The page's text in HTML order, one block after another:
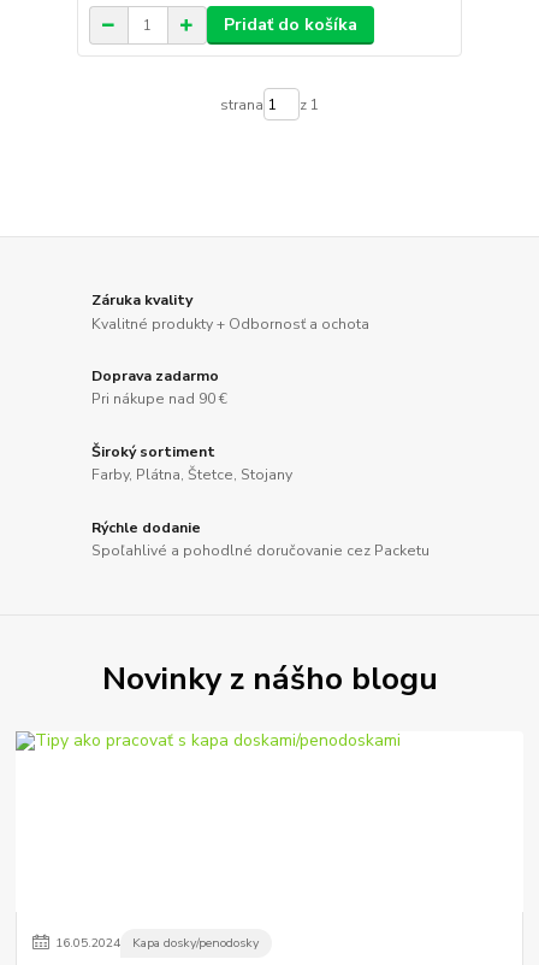
Pridať do košíka
strana z 1
Záruka kvality
Kvalitné produkty + Odbornosť a ochota
Doprava zadarmo
Pri nákupe nad 90 €
Široký sortiment
Farby, Plátna, Štetce, Stojany
Rýchle dodanie
Spoľahlivé a pohodlné doručovanie cez Packetu
Novinky z nášho blogu
16.05.2024 Kapa dosky/penodosky